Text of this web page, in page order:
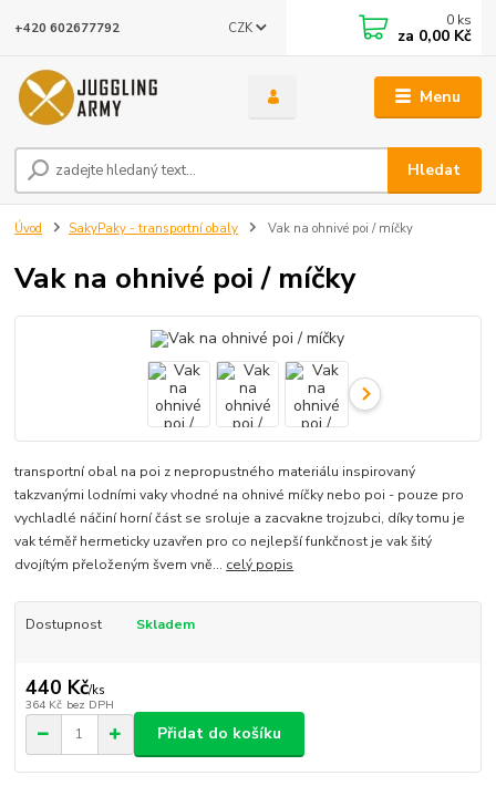
Menu
CZK
Hledat
+420 602677792 0 ks
za 0,00 Kč
Úvod SakyPaky - transportní obaly Vak na ohnivé poi / míčky
Vak na ohnivé poi / míčky
transportní obal na poi z nepropustného materiálu inspirovaný
takzvanými lodními vaky vhodné na ohnivé míčky nebo poi - pouze pro
vychladlé náčiní horní část se sroluje a zacvakne trojzubci, díky tomu je
vak téměř hermeticky uzavřen pro co nejlepší funkčnost je vak šitý
dvojítým přeloženým švem vně... celý popis
Dostupnost Skladem
440 Kč/ks
364 Kč bez DPH
Přidat do košíku